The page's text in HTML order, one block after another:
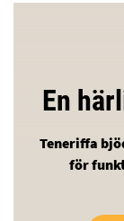
En
Teneriffa
för